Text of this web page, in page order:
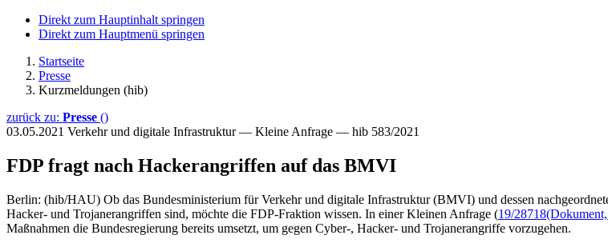
Direkt zum Hauptinhalt springen
Direkt zum Hauptmenü springen
Startseite
Presse
Kurzmeldungen (hib)
zurück zu: Presse ()
03.05.2021 Verkehr und digitale Infrastruktur — Kleine Anfrage — hib 583/2021
FDP fragt nach Hackerangriffen auf das BMVI
Berlin: (hib/HAU) Ob das Bundesministerium für Verkehr und digitale Infrastruktur (BMVI) und dessen
Hacker- und Trojanerangriffen sind, möchte die FDP-Fraktion wissen. In einer Kleinen Anfrage (19/28718
Maßnahmen die Bundesregierung bereits umsetzt, um gegen Cyber-, Hacker- und Trojanerangriffe vorzugehen.